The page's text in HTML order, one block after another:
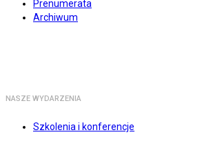
Prenumerata
Archiwum
NASZE WYDARZENIA
Szkolenia i konferencje